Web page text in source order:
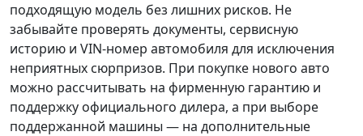
подходящую модель без лишних рисков. Не
забывайте проверять документы, сервисную
историю и VIN-номер автомобиля для исключения
неприятных сюрпризов. При покупке нового авто
можно рассчитывать на фирменную гарантию и
поддержку официального дилера, а при выборе
поддержанной машины — на дополнительные